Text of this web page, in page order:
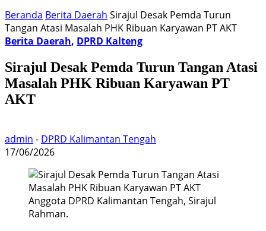
Beranda Berita Daerah Sirajul Desak Pemda Turun
Tangan Atasi Masalah PHK Ribuan Karyawan PT AKT
Berita Daerah, DPRD Kalteng
Sirajul Desak Pemda Turun Tangan Atasi
Masalah PHK Ribuan Karyawan PT
AKT
admin - DPRD Kalimantan Tengah
17/06/2026
Anggota DPRD Kalimantan Tengah, Sirajul
Rahman.